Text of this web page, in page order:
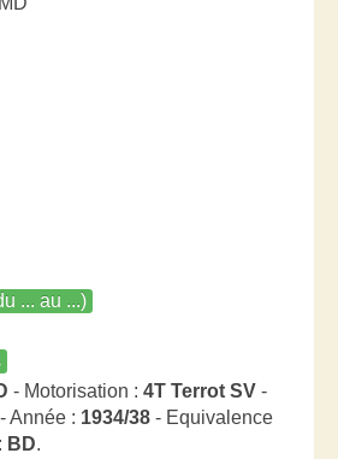
... au ...)
- Motorisation : 4T Terrot SV -
- Année : 1934/38 - Equivalence
BD.